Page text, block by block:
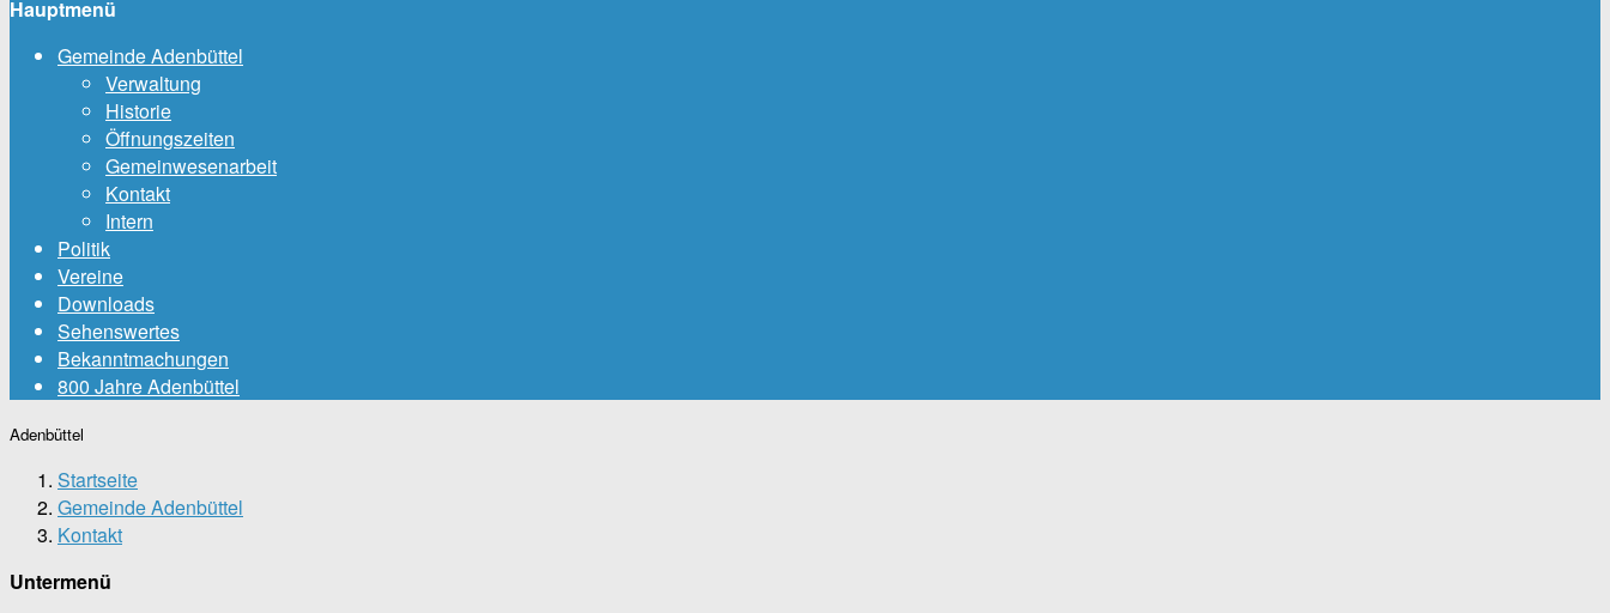
Hauptmenü
Gemeinde Adenbüttel
Verwaltung
Historie
Öffnungszeiten
Gemeinwesenarbeit
Kontakt
Intern
Politik
Vereine
Downloads
Sehenswertes
Bekanntmachungen
800 Jahre Adenbüttel
Adenbüttel
Startseite
Gemeinde Adenbüttel
Kontakt
Untermenü